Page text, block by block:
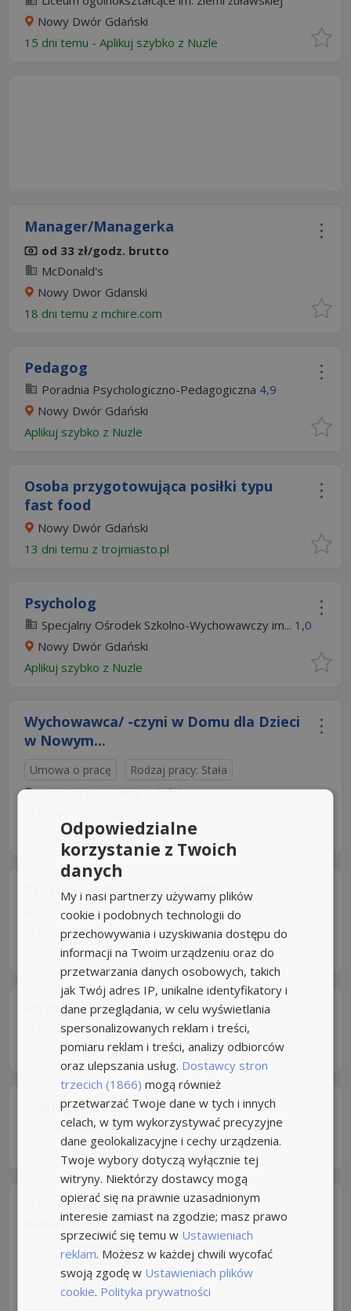
Nowy Dwór Gdański
15 dni temu - Aplikuj szybko z Nuzle
Manager/Managerka
od 33 zł/godz. brutto
McDonald's
Nowy Dwor Gdanski
18 dni temu z mchire.com
Pedagog
Poradnia Psychologiczno-Pedagogiczna 4,9
Nowy Dwór Gdański
Aplikuj szybko z Nuzle
Osoba przygotowująca posiłki typu
fast food
Nowy Dwór Gdański
13 dni temu z trojmiasto.pl
Psycholog
Specjalny Ośrodek Szkolno-Wychowawczy im... 1,0
Nowy Dwór Gdański
Aplikuj szybko z Nuzle
Wychowawca/ -czyni w Domu dla Dzieci
w Nowym...
Umowa o pracę Rodzaj pracy: Stała
Fundacja Rodzinny Gdańsk
Aplikuj szybko z Nuzle
Pracownik Magazynu (K/M)
Workhouse4you 5,0
Nowy Dwór Gdański
rocketjobs.pl
inżynier budowy / inżynierka budowy
Nowy dwór gdański
15 dni temu zjobs.pl
Manager EHS
Nowy dwór gdański
15 dni temu zjobs.pl
Osoba na stanowisku pracownik
budowlany
Jb-elewacje spółka z ograniczoną
odpowiedzialnością
Nowy Dwór Gdański
praca.pl
Odpowiedzialne
korzystanie z Twoich
danych
My i nasi partnerzy używamy plików
cookie i podobnych technologii do
przechowywania i uzyskiwania dostępu do
informacji na Twoim urządzeniu oraz do
przetwarzania danych osobowych, takich
jak Twój adres IP, unikalne identyfikatory i
dane przeglądania, w celu wyświetlania
spersonalizowanych reklam i treści,
pomiaru reklam i treści, analizy odbiorców
oraz ulepszania usług. Dostawcy stron
trzecich (1866) mogą również
przetwarzać Twoje dane w tych i innych
celach, w tym wykorzystywać precyzyjne
dane geolokalizacyjne i cechy urządzenia.
Twoje wybory dotyczą wyłącznie tej
witryny. Niektórzy dostawcy mogą
opierać się na prawnie uzasadnionym
interesie zamiast na zgodzie; masz prawo
sprzeciwić się temu w Ustawieniach
reklam. Możesz w każdej chwili wycofać
swoją zgodę w Ustawieniach plików
cookie. Polityka prywatności